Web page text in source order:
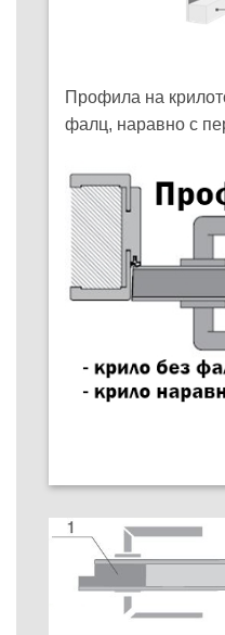
Профила на
фалц, наравно с